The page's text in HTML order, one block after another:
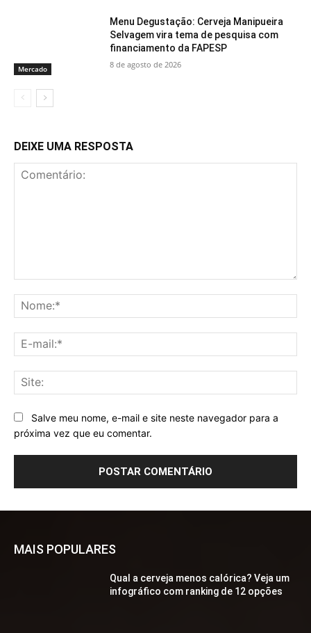
Mercado
Menu Degustação: Cerveja Manipueira
Selvagem vira tema de pesquisa com
financiamento da FAPESP
8 de agosto de 2026
DEIXE UMA RESPOSTA
Salve meu nome, e-mail e site neste navegador para a
próxima vez que eu comentar.
MAIS POPULARES
Qual a cerveja menos calórica? Veja um
infográfico com ranking de 12 opções